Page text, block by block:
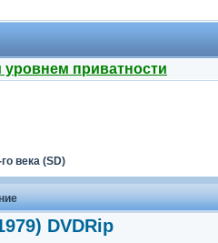
приватности
века (SD)
DVDRip